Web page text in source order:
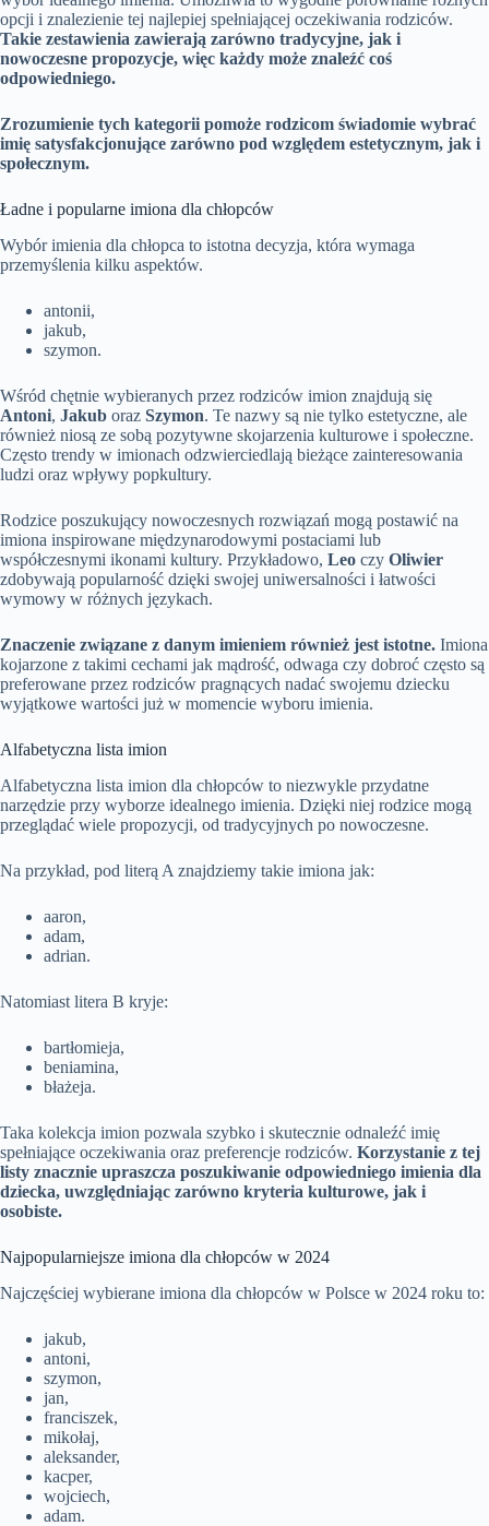
opcji i znalezienie tej najlepiej spełniającej oczekiwania rodziców.
Takie zestawienia zawierają zarówno tradycyjne, jak i
nowoczesne propozycje, więc każdy może znaleźć coś
odpowiedniego.
Zrozumienie tych kategorii pomoże rodzicom świadomie wybrać
imię satysfakcjonujące zarówno pod względem estetycznym, jak i
społecznym.
Ładne i popularne imiona dla chłopców
Wybór imienia dla chłopca to istotna decyzja, która wymaga
przemyślenia kilku aspektów.
antonii,
jakub,
szymon.
Wśród chętnie wybieranych przez rodziców imion znajdują się
Antoni, Jakub oraz Szymon. Te nazwy są nie tylko estetyczne, ale
również niosą ze sobą pozytywne skojarzenia kulturowe i społeczne.
Często trendy w imionach odzwierciedlają bieżące zainteresowania
ludzi oraz wpływy popkultury.
Rodzice poszukujący nowoczesnych rozwiązań mogą postawić na
imiona inspirowane międzynarodowymi postaciami lub
współczesnymi ikonami kultury. Przykładowo, Leo czy Oliwier
zdobywają popularność dzięki swojej uniwersalności i łatwości
wymowy w różnych językach.
Znaczenie związane z danym imieniem również jest istotne. Imiona
kojarzone z takimi cechami jak mądrość, odwaga czy dobroć często są
preferowane przez rodziców pragnących nadać swojemu dziecku
wyjątkowe wartości już w momencie wyboru imienia.
Alfabetyczna lista imion
Alfabetyczna lista imion dla chłopców to niezwykle przydatne
narzędzie przy wyborze idealnego imienia. Dzięki niej rodzice mogą
przeglądać wiele propozycji, od tradycyjnych po nowoczesne.
Na przykład, pod literą A znajdziemy takie imiona jak:
aaron,
adam,
adrian.
Natomiast litera B kryje:
bartłomieja,
beniamina,
błażeja.
Taka kolekcja imion pozwala szybko i skutecznie odnaleźć imię
spełniające oczekiwania oraz preferencje rodziców. Korzystanie z tej
listy znacznie upraszcza poszukiwanie odpowiedniego imienia dla
dziecka, uwzględniając zarówno kryteria kulturowe, jak i
osobiste.
Najpopularniejsze imiona dla chłopców w 2024
Najczęściej wybierane imiona dla chłopców w Polsce w 2024 roku to:
jakub,
antoni,
szymon,
jan,
franciszek,
mikołaj,
aleksander,
kacper,
wojciech,
adam.